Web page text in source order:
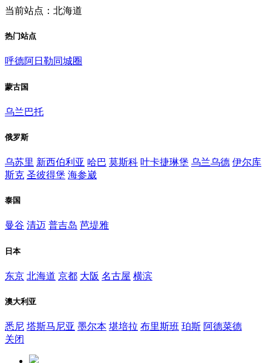
当前站点：北海道
热门站点
呼德阿日勒同城圈
蒙古国
乌兰巴托
俄罗斯
乌苏里 新西伯利亚 哈巴 莫斯科 叶卡捷琳堡 乌兰乌德 伊尔库
斯克 圣彼得堡 海参崴
泰国
曼谷 清迈 普吉岛 芭堤雅
日本
东京 北海道 京都 大阪 名古屋 横滨
澳大利亚
悉尼 塔斯马尼亚 墨尔本 堪培拉 布里斯班 珀斯 阿德菜德
关闭